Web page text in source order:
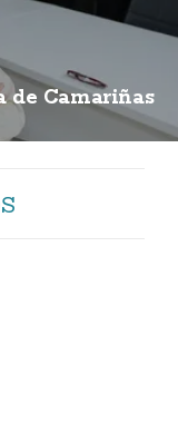
de Camariñas